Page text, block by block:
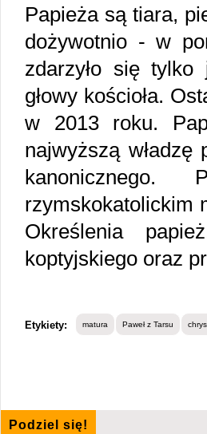
Papieża są tiara,
dożywotnio - w
zdarzyło się
głowy kościoła.
w 2013 roku.
najwyższą
rzymskokatolickim
Określenia
koptyjskiego oraz
Etykiety: matura Paweł z Tarsu
Podziel się!